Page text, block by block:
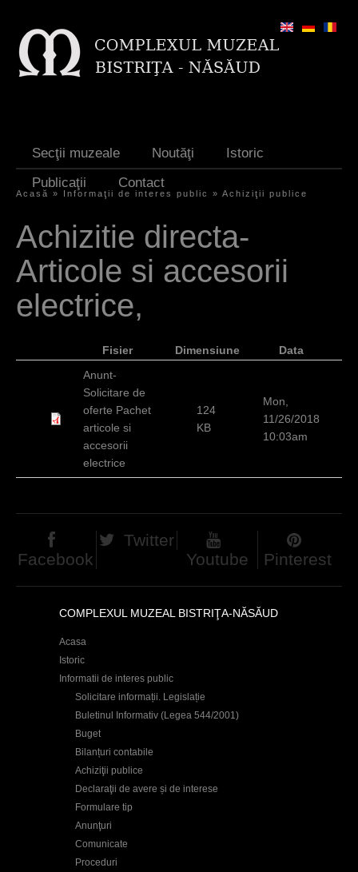
Secţii muzeale Noutăţi
Istoric
Publicaţii
Contact
o
u
a
r
Acasă » Informaţii de interes public » Achiziţii publice
Achizitie directa-
Articole si accesorii
electrice,
Fisier Dimensiune
Data
Anunt-
Solicitare de
oferte Pachet
articole si
accesorii
electrice
124
KB
Mon,
11/26/2018
10:03am
Facebook
Twitter
Youtube
Pinterest
COMPLEXUL MUZEAL BISTRIŢA-NĂSĂUD
Acasa
Istoric
Informatii de interes public
Solicitare informații. Legislație
Buletinul Informativ (Legea 544/2001)
Buget
Bilanțuri contabile
Achiziţii publice
Declaraţii de avere și de interese
Formulare tip
Anunţuri
Comunicate
Proceduri